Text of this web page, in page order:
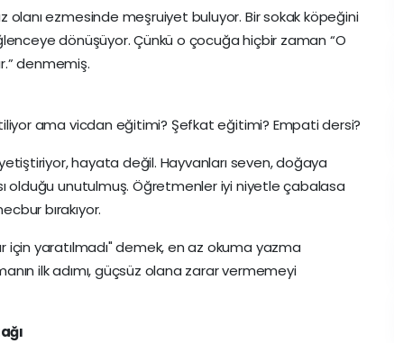
ezmesinde meşruiyet buluyor. Bir sokak köpeğini
dönüşüyor. Çünkü o çocuğa hiçbir zaman “O
denmemiş.
ama vicdan eğitimi? Şefkat eğitimi? Empati dersi?
hayata değil. Hayvanları seven, doğaya
olduğu unutulmuş. Öğretmenler iyi niyetle çabalasa
bırakıyor.
yaratılmadı" demek, en az okuma yazma
ilk adımı, güçsüz olana zarar vermemeyi